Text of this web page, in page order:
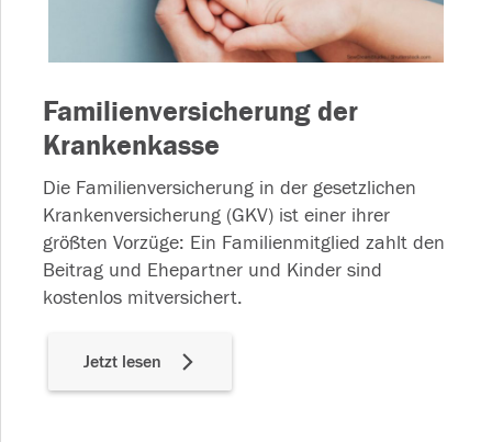
Familienversicherung der
Krankenkasse
Die Familienversicherung in der gesetzlichen
Krankenversicherung (GKV) ist einer ihrer
größten Vorzüge: Ein Familienmitglied zahlt den
Beitrag und Ehepartner und Kinder sind
kostenlos mitversichert.
Jetzt lesen